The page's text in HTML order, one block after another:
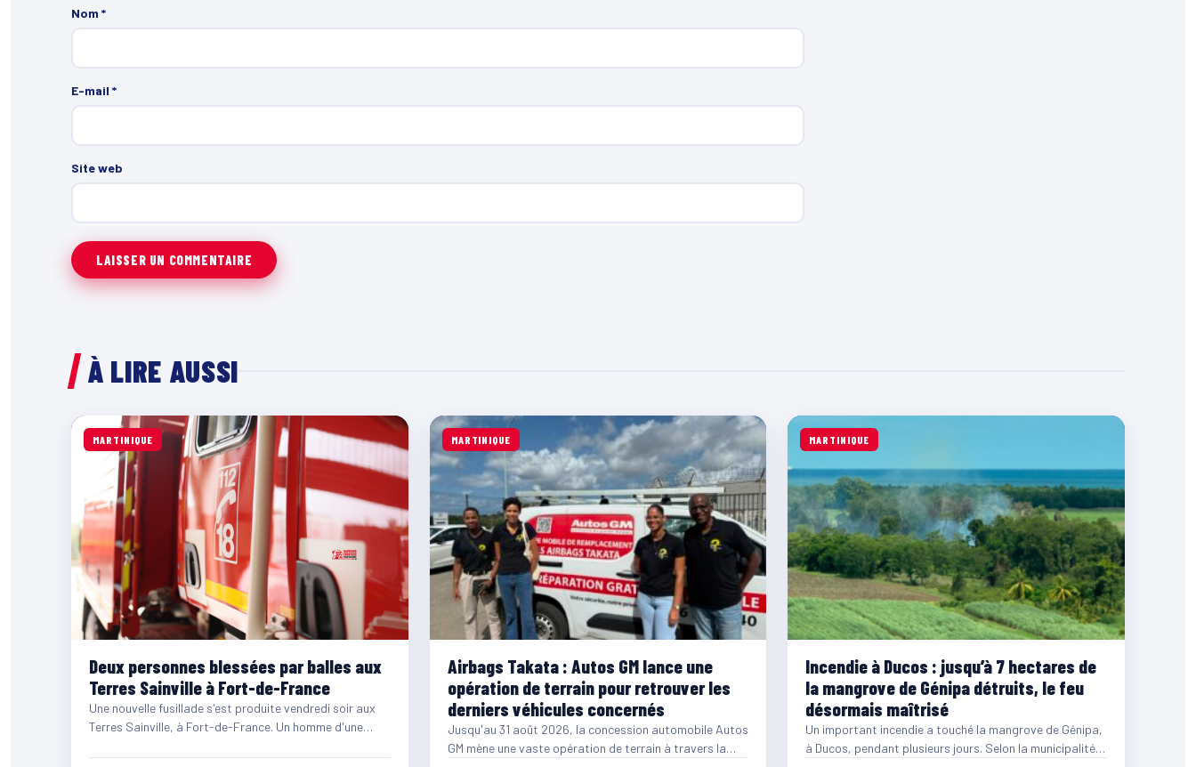
Nom *
E-mail *
Site web
À LIRE AUSSI
MARTINIQUE
Deux personnes blessées par balles aux
Terres Sainville à Fort-de-France
Une nouvelle fusillade s'est produite vendredi soir aux
Terres Sainville, à Fort-de-France. Un homme d'une
MARTINIQUE
Airbags Takata : Autos GM lance une
opération de terrain pour retrouver les
derniers véhicules concernés
Jusqu'au 31 août 2026, la concession automobile Autos
GM mène une vaste opération de terrain à travers la…
MARTINIQUE
Incendie à Ducos : jusqu’à 7 hectares de
la mangrove de Génipa détruits, le feu
désormais maîtrisé
Un important incendie a touché la mangrove de Génipa,
à Ducos, pendant plusieurs jours. Selon la municipalité,